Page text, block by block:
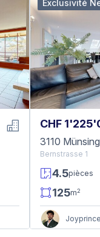
CHF
3110
Bernstrasse 1
4.5pièces
125m2
Exclusivité